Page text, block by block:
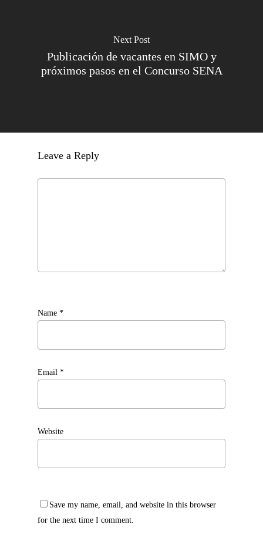
Next Post
Publicación de vacantes en SIMO y
próximos pasos en el Concurso SENA
Leave a Reply
Name *
Email *
Website
Save my name, email, and website in this browser
for the next time I comment.